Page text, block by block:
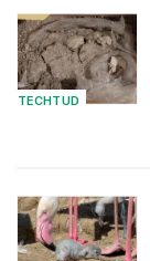
TECHTUD